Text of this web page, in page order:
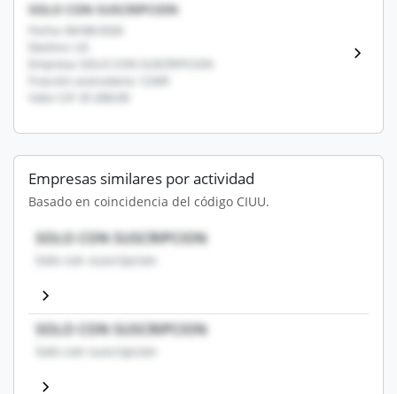
SOLO CON SUSCRIPCION
Fecha: 06/08/2026
Destino: US
Empresa: SOLO CON SUSCRIPCION
Fracción arancelaria: 12345
Valor CIF: $1,000.00
Empresas similares por actividad
Basado en coincidencia del código CIUU.
SOLO CON SUSCRIPCION
Solo con suscripcion
SOLO CON SUSCRIPCION
Solo con suscripcion